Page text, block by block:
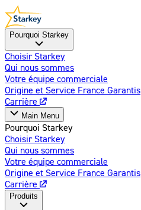
Pourquoi Starkey
Choisir Starkey
Qui nous sommes
Votre équipe commerciale
Origine et Service France Garantis
Carrière
Main Menu
Pourquoi Starkey
Choisir Starkey
Qui nous sommes
Votre équipe commerciale
Origine et Service France Garantis
Carrière
Produits